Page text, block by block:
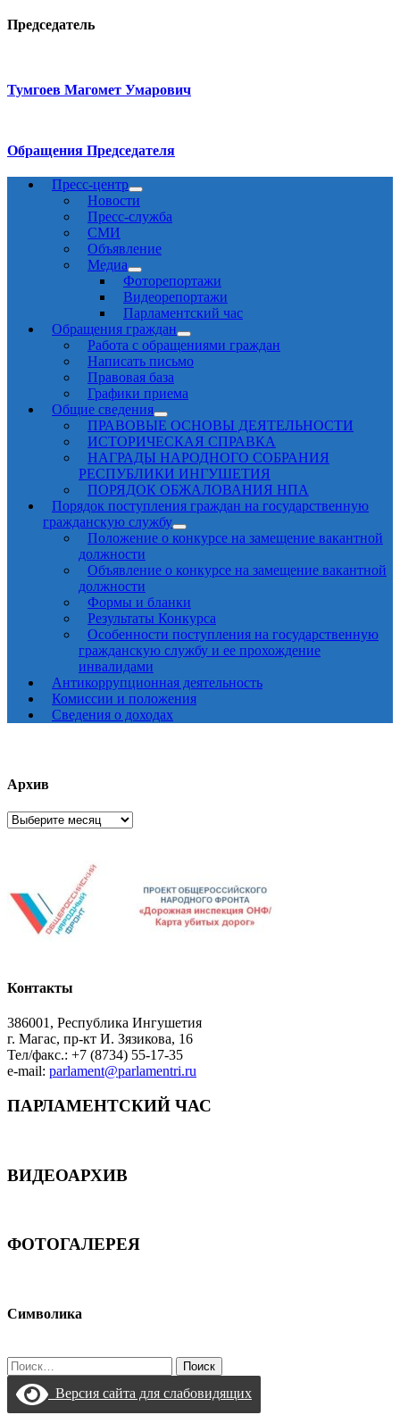
Председатель
Тумгоев Магомет Умарович
Обращения Председателя
Пресс-центр
Новости
Пресс-служба
СМИ
Объявление
Медиа
Фоторепортажи
Видеорепортажи
Парламентский час
Обращения граждан
Работа с обращениями граждан
Написать письмо
Правовая база
Графики приема
Общие сведения
ПРАВОВЫЕ ОСНОВЫ ДЕЯТЕЛЬНОСТИ
ИСТОРИЧЕСКАЯ СПРАВКА
НАГРАДЫ НАРОДНОГО СОБРАНИЯ
РЕСПУБЛИКИ ИНГУШЕТИЯ
ПОРЯДОК ОБЖАЛОВАНИЯ НПА
Порядок поступления граждан на государственную
гражданскую службу
Положение о конкурсе на замещение вакантной
должности
Объявление о конкурсе на замещение вакантной
должности
Формы и бланки
Результаты Конкурса
Особенности поступления на государственную
гражданскую службу и ее прохождение
инвалидами
Антикоррупционная деятельность
Комиссии и положения
Сведения о доходах
Архив
Архив
Контакты
386001, Республика Ингушетия
г. Магас, пр-кт И. Зязикова, 16
Тел/факс.: +7 (8734) 55-17-35
e-mail: parlament@parlamentri.ru
ПАРЛАМЕНТСКИЙ ЧАС
ВИДЕОАРХИВ
ФОТОГАЛЕРЕЯ
Символика
Найти:
Версия сайта для слабовидящих